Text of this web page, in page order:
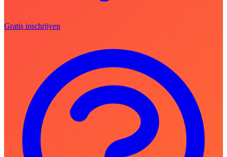
Gratis inschrijven